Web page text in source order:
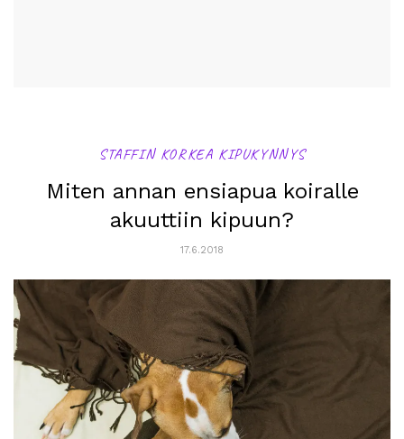
STAFFIN KORKEA KIPUKYNNYS
Miten annan ensiapua koiralle
akuuttiin kipuun?
17.6.2018